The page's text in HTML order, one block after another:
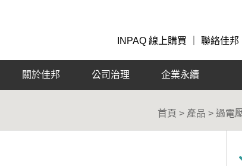
INPAQ 線上購買 聯絡佳邦
關於佳邦 公司治理 企業永續
首頁 > 產品 > 過電